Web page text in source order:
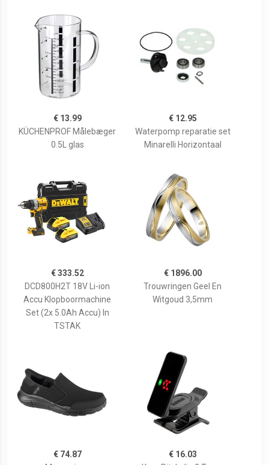
€ 13.99
KÜCHENPROF Målebæger
0.5L glas
€ 12.95
Waterpomp reparatie set
Minarelli Horizontaal
€ 333.52
DCD800H2T 18V Li-ion
Accu Klopboormachine
Set (2x 5.0Ah Accu) In
TSTAK
€ 1896.00
Trouwringen Geel En
Witgoud 3,5mm
€ 74.87
€ 16.03